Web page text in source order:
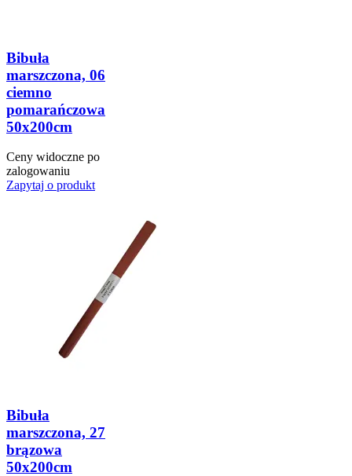
Bibuła
marszczona, 06
ciemno
pomarańczowa
50x200cm
Ceny widoczne po
zalogowaniu
Zapytaj o produkt
Bibuła
marszczona, 27
brązowa
50x200cm